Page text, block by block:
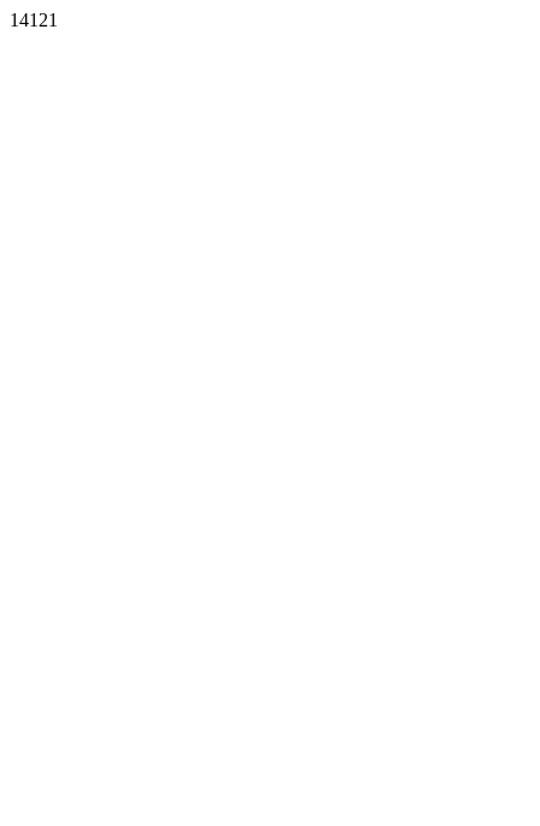
14121